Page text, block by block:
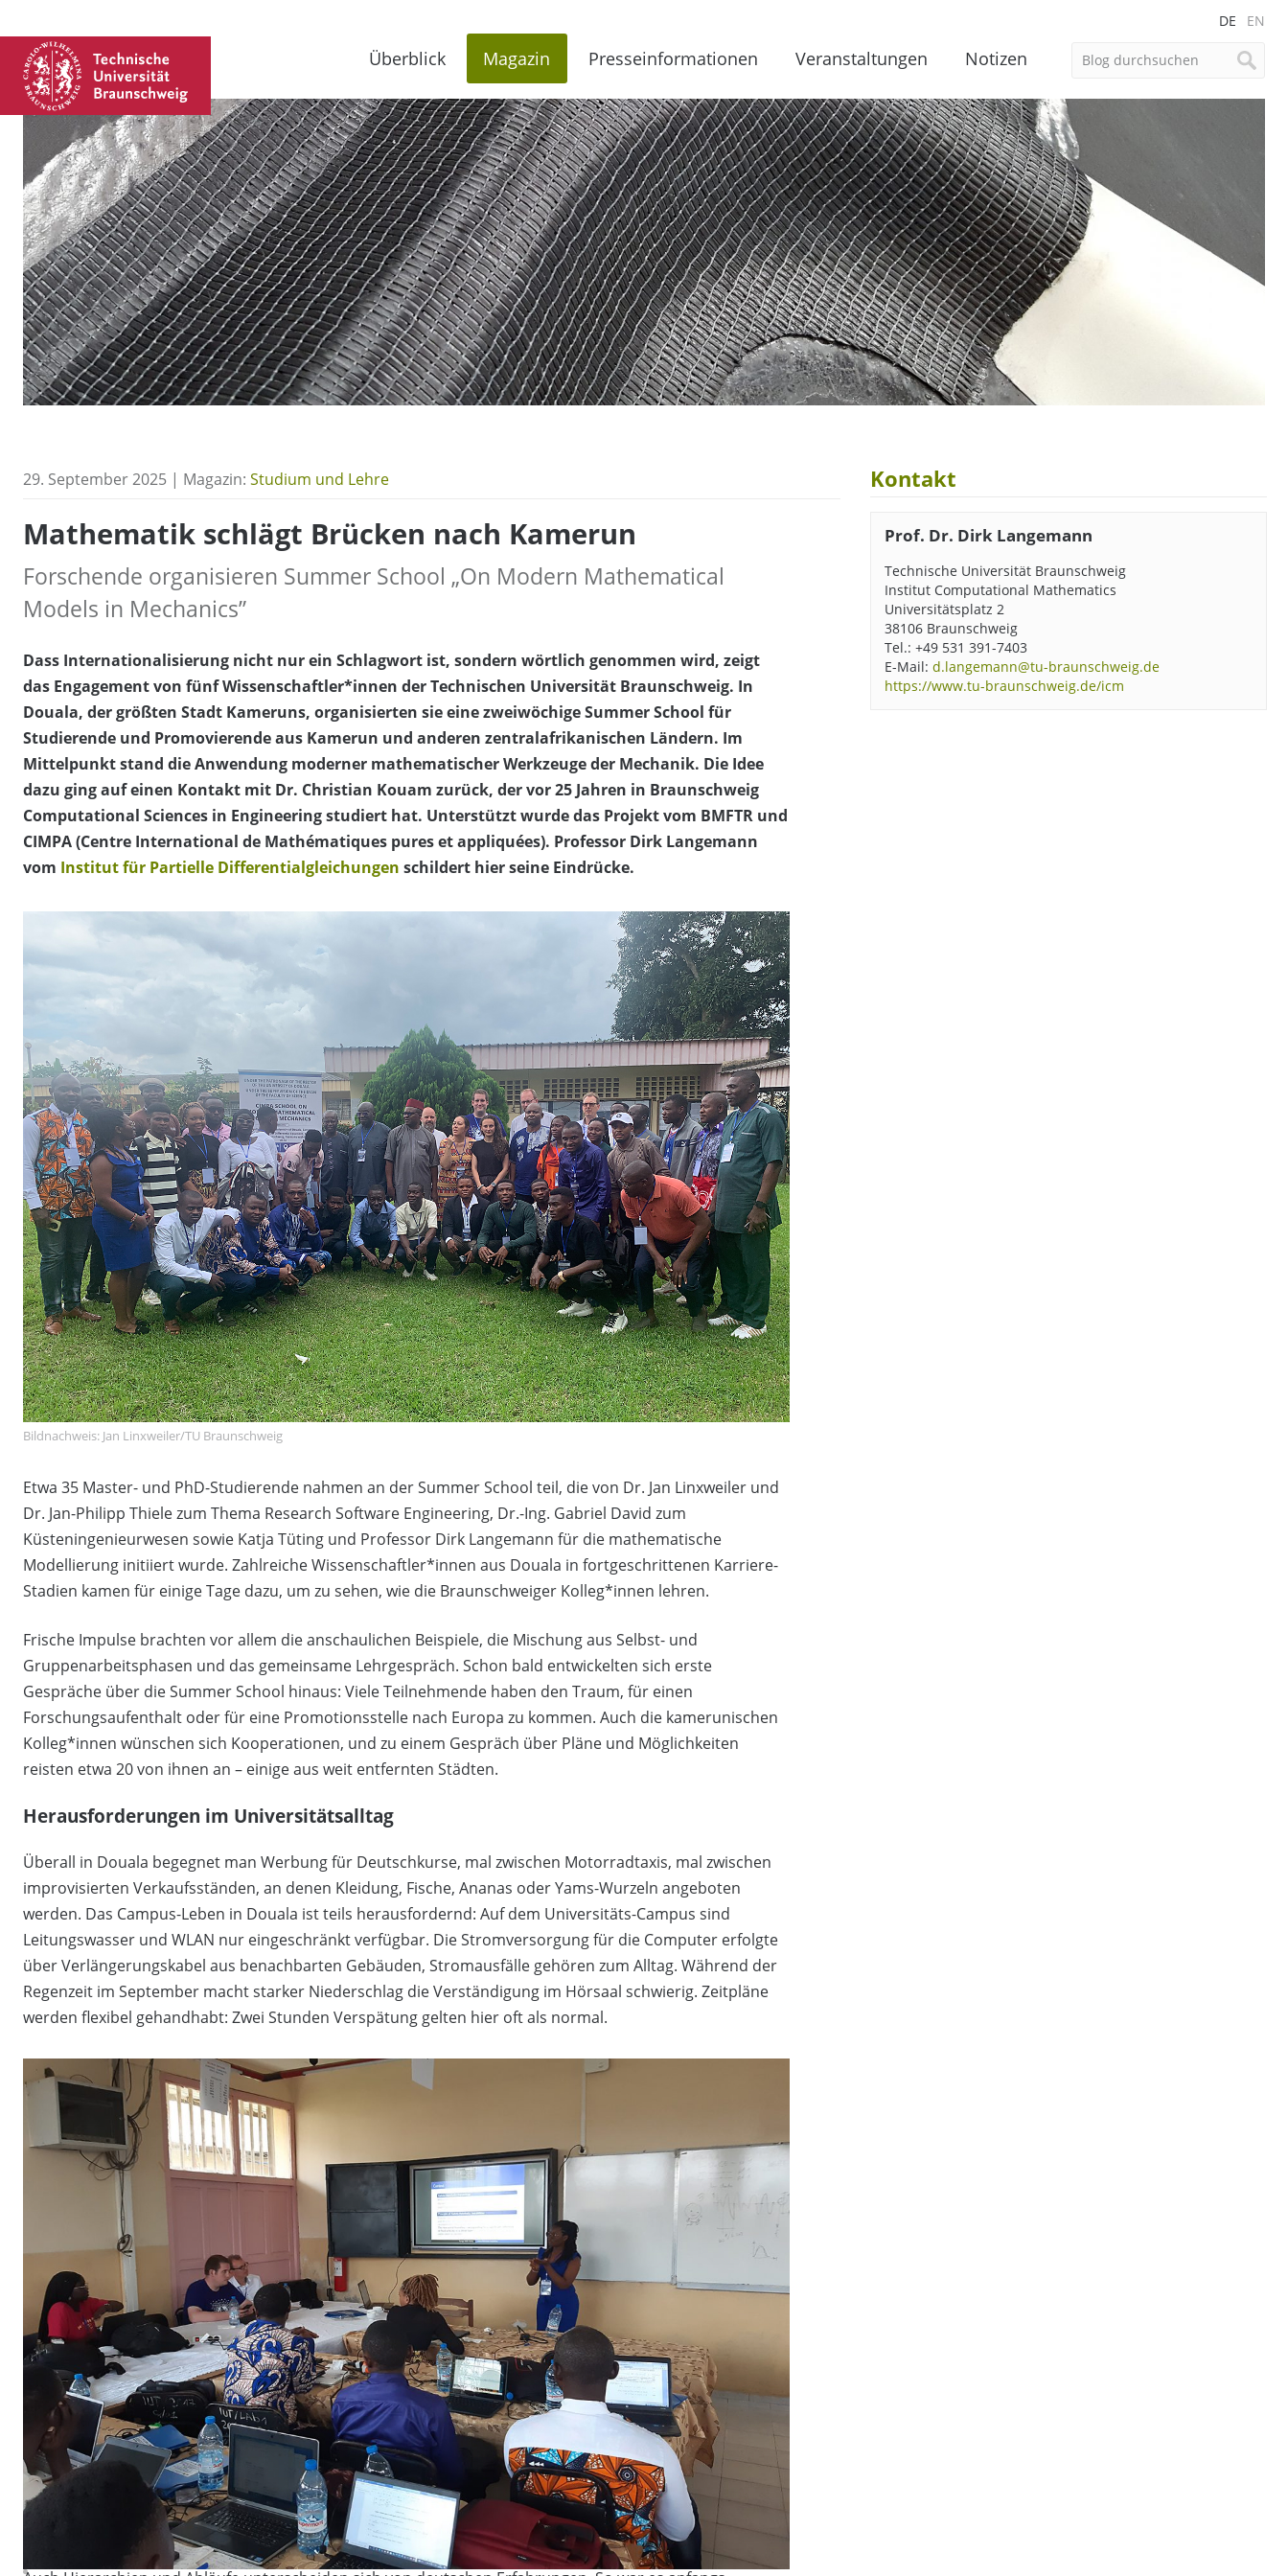
DE EN
Überblick Magazin Presseinformationen Veranstaltungen Notizen
29. September 2025 | Magazin: Studium und Lehre
Mathematik schlägt Brücken nach Kamerun
Forschende organisieren Summer School „On Modern Mathematical
Models in Mechanics”
Dass Internationalisierung nicht nur ein Schlagwort ist, sondern wörtlich genommen wird, zeigt
das Engagement von fünf Wissenschaftler*innen der Technischen Universität Braunschweig. In
Douala, der größten Stadt Kameruns, organisierten sie eine zweiwöchige Summer School für
Studierende und Promovierende aus Kamerun und anderen zentralafrikanischen Ländern. Im
Mittelpunkt stand die Anwendung moderner mathematischer Werkzeuge der Mechanik. Die Idee
dazu ging auf einen Kontakt mit Dr. Christian Kouam zurück, der vor 25 Jahren in Braunschweig
Computational Sciences in Engineering studiert hat. Unterstützt wurde das Projekt vom BMFTR und
CIMPA (Centre International de Mathématiques pures et appliquées). Professor Dirk Langemann
vom Institut für Partielle Differentialgleichungen schildert hier seine Eindrücke.
Bildnachweis: Jan Linxweiler/TU Braunschweig
Etwa 35 Master- und PhD-Studierende nahmen an der Summer School teil, die von Dr. Jan Linxweiler und
Dr. Jan-Philipp Thiele zum Thema Research Software Engineering, Dr.-Ing. Gabriel David zum
Küsteningenieurwesen sowie Katja Tüting und Professor Dirk Langemann für die mathematische
Modellierung initiiert wurde. Zahlreiche Wissenschaftler*innen aus Douala in fortgeschrittenen Karriere-
Stadien kamen für einige Tage dazu, um zu sehen, wie die Braunschweiger Kolleg*innen lehren.
Frische Impulse brachten vor allem die anschaulichen Beispiele, die Mischung aus Selbst- und
Gruppenarbeitsphasen und das gemeinsame Lehrgespräch. Schon bald entwickelten sich erste
Gespräche über die Summer School hinaus: Viele Teilnehmende haben den Traum, für einen
Forschungsaufenthalt oder für eine Promotionsstelle nach Europa zu kommen. Auch die kamerunischen
Kolleg*innen wünschen sich Kooperationen, und zu einem Gespräch über Pläne und Möglichkeiten
reisten etwa 20 von ihnen an – einige aus weit entfernten Städten.
Herausforderungen im Universitätsalltag
Überall in Douala begegnet man Werbung für Deutschkurse, mal zwischen Motorradtaxis, mal zwischen
improvisierten Verkaufsständen, an denen Kleidung, Fische, Ananas oder Yams-Wurzeln angeboten
werden. Das Campus-Leben in Douala ist teils herausfordernd: Auf dem Universitäts-Campus sind
Leitungswasser und WLAN nur eingeschränkt verfügbar. Die Stromversorgung für die Computer erfolgte
über Verlängerungskabel aus benachbarten Gebäuden, Stromausfälle gehören zum Alltag. Während der
Regenzeit im September macht starker Niederschlag die Verständigung im Hörsaal schwierig. Zeitpläne
werden flexibel gehandhabt: Zwei Stunden Verspätung gelten hier oft als normal.
Kontakt
Prof. Dr. Dirk Langemann
Technische Universität Braunschweig
Institut Computational Mathematics
Universitätsplatz 2
38106 Braunschweig
Tel.: +49 531 391-7403
E-Mail:d.langemann@tu-braunschweig.de
https://www.tu-braunschweig.de/icm